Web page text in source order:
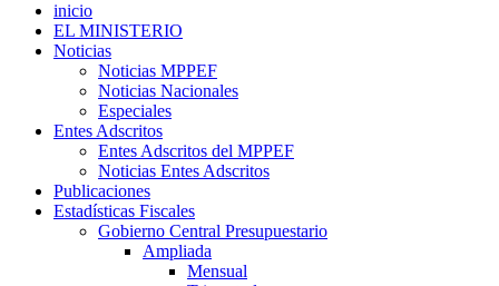
inicio
EL MINISTERIO
Noticias
Noticias MPPEF
Noticias Nacionales
Especiales
Entes Adscritos
Entes Adscritos del MPPEF
Noticias Entes Adscritos
Publicaciones
Estadísticas Fiscales
Gobierno Central Presupuestario
Ampliada
Mensual